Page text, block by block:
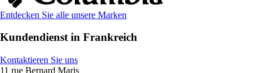
Entdecken Sie alle unsere Marken
Kundendienst in Frankreich
Kontaktieren Sie uns
11 rue Bernard Maris